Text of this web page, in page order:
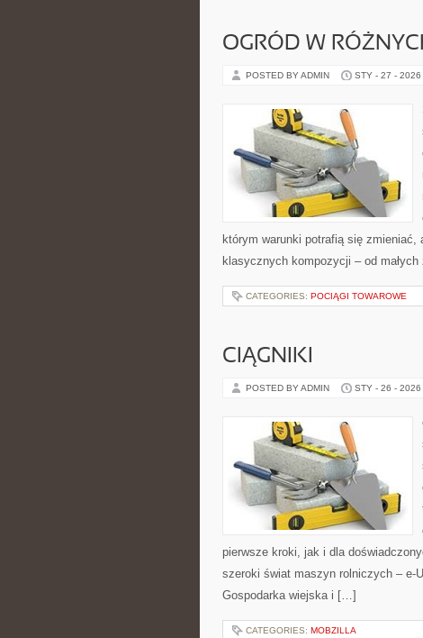
OGRÓD W
POSTED BY ADMIN STY - 27 - 2026
którym warunki potrafią się
klasycznych kompozycji – od
CATEGORIES: POCIĄGI TOWAROWE
CIĄGNIKI
POSTED BY ADMIN STY - 26 - 2026
pierwsze kroki, jak i dla
szeroki świat maszyn rolniczych – e-
Gospodarka wiejska i […]
CATEGORIES: MOBZILLA